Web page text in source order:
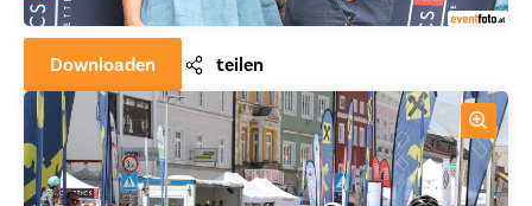
Downloaden teilen